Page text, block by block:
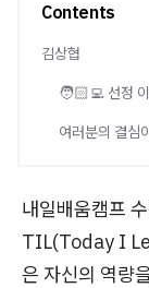
Contents
김상협
🧑🏻‍💻 선정
여러분의 결심
내일배움캠프
TIL(Today I
은 자신의 역량